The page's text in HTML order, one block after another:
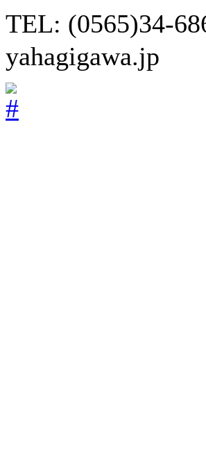
TEL: (0565)34-
yahagigawa.jp